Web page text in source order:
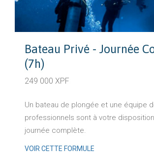
Bateau Privé - Journée
(7h)
249 000 XPF
Un bateau de plongée et une équipe
professionnels sont à votre
journée complète.
VOIR CETTE FORMULE